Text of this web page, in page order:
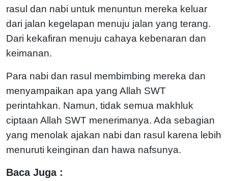
rasul dan nabi untuk menuntun mereka keluar
dari jalan kegelapan menuju jalan yang terang.
Dari kekafiran menuju cahaya kebenaran dan
keimanan.
Para nabi dan rasul membimbing mereka dan
menyampaikan apa yang Allah SWT
perintahkan. Namun, tidak semua makhluk
ciptaan Allah SWT menerimanya. Ada sebagian
yang menolak ajakan nabi dan rasul karena lebih
menuruti keinginan dan hawa nafsunya.
Baca Juga :